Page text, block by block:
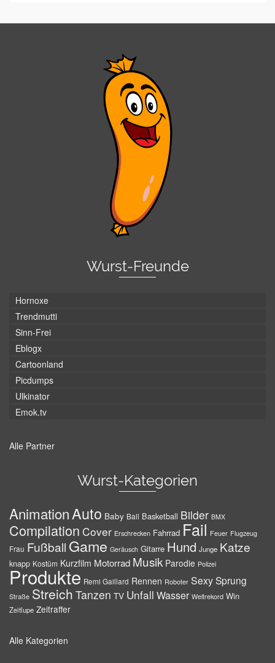
Wurst-Freunde
Hornoxe
Trendmutti
Sinn-Frei
Eblogx
Cartoonland
Picdumps
Ulkinator
Emok.tv
Alle Partner
Wurst-Kategorien
AnimationAuto Baby Ball Basketball Bilder BMX
Compilation Cover Erschrecken Fahrrad Fail Feuer Flugzeug
Frau Fußball Game Geräusch Gitarre Hund Junge Katze
knapp Kostüm Kurzfilm Motorrad Musik Parodie Polizei
Produkte Remi Gaillard Rennen Roboter SexySprung
Straße Streich Tanzen TV Unfall Wasser Weltrekord Win
Zeitlupe Zeitraffer
Alle Kategorien